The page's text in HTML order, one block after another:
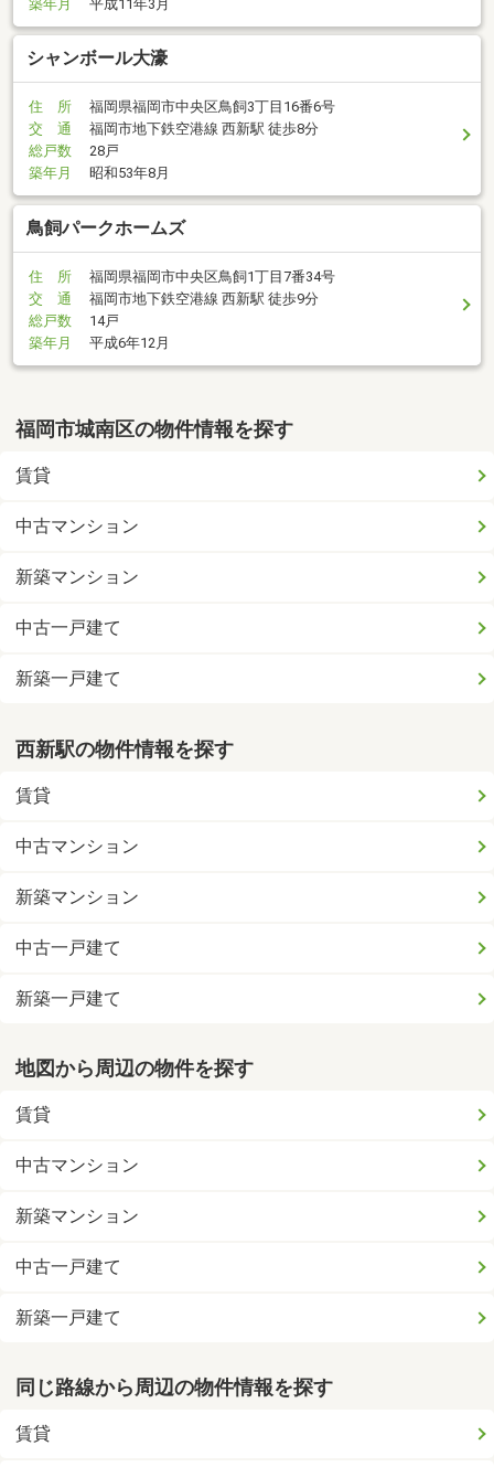
築年月
平成11年3月
シャンボール大濠
住 所
福岡県福岡市中央区鳥飼3丁目16番6号
交 通
福岡市地下鉄空港線 西新駅 徒歩8分
総戸数
28戸
築年月
昭和53年8月
鳥飼パークホームズ
住 所
福岡県福岡市中央区鳥飼1丁目7番34号
交 通
福岡市地下鉄空港線 西新駅 徒歩9分
総戸数
14戸
築年月
平成6年12月
福岡市城南区の物件情報を探す
賃貸
中古マンション
新築マンション
中古一戸建て
新築一戸建て
西新駅の物件情報を探す
賃貸
中古マンション
新築マンション
中古一戸建て
新築一戸建て
地図から周辺の物件を探す
賃貸
中古マンション
新築マンション
中古一戸建て
新築一戸建て
同じ路線から周辺の物件情報を探す
賃貸